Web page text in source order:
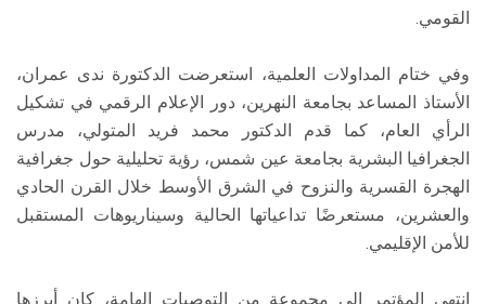
القومي.
وفي ختام المداولات العلمية، استعرضت الدكتورة ندى عمران،
الأستاذ المساعد بجامعة النهرين، دور الإعلام الرقمي في تشكيل
الرأي العام، كما قدم الدكتور محمد فريد المتولي، مدرس
الجغرافيا البشرية بجامعة عين شمس، رؤية تحليلية حول جغرافية
الهجرة القسرية والنزوح في الشرق الأوسط خلال القرن الحادي
والعشرين، مستعرضًا تداعياتها الحالية وسيناريوهات المستقبل
للأمن الإقليمي.
انتهى المؤتمر إلى مجموعة من التوصيات الهامة، كان أبرزها